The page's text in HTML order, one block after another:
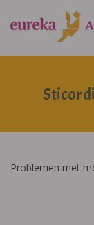
Problemen met